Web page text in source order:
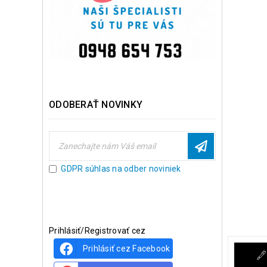
ODOBERAŤ NOVINKY
GDPR súhlas na odber noviniek
Prihlásiť/Registrovať cez
Prihlásiť cez Facebook